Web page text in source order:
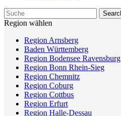
Region wählen
Region Arnsberg
Baden Württemberg
Region Bodensee Ravensburg
Region Bonn Rhein-Sieg
Region Chemnitz
Region Coburg
Region Cottbus
Region Erfurt
Region Halle-Dessau